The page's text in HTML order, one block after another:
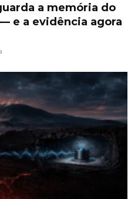
a memória do
e a evidência agora